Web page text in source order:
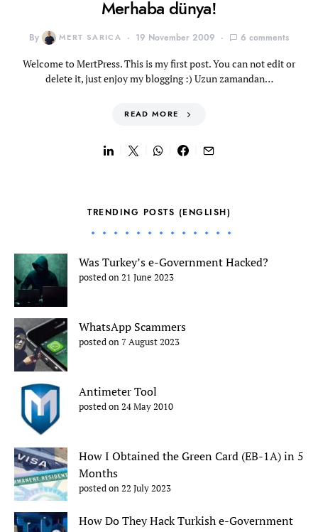
Merhaba dünya!
By MERT SARICA 19 November 2009 6 comments
Welcome to MertPress. This is my first post. You can not edit or
delete it, just enjoy my blogging :) Uzun zamandan…
READ MORE
TRENDING POSTS (ENGLISH)
Was Turkey’s e-Government Hacked?
posted on 21 June 2023
WhatsApp Scammers
posted on 7 August 2023
Antimeter Tool
posted on 24 May 2010
How I Obtained the Green Card (EB-1A) in 5
Months
posted on 22 July 2023
How Do They Hack Turkish e-Government